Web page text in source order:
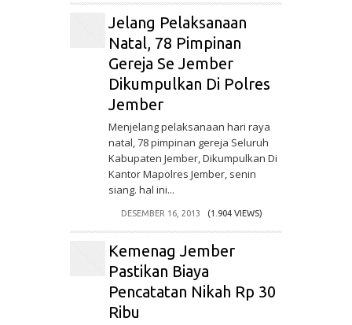
Jelang Pelaksanaan
Natal, 78 Pimpinan
Gereja Se Jember
Dikumpulkan Di Polres
Jember
Menjelang pelaksanaan hari raya
natal, 78 pimpinan gereja Seluruh
Kabupaten Jember, Dikumpulkan Di
Kantor Mapolres Jember, senin
siang. hal ini...
DESEMBER 16, 2013 (1.904 VIEWS)
Kemenag Jember
Pastikan Biaya
Pencatatan Nikah Rp 30
Ribu